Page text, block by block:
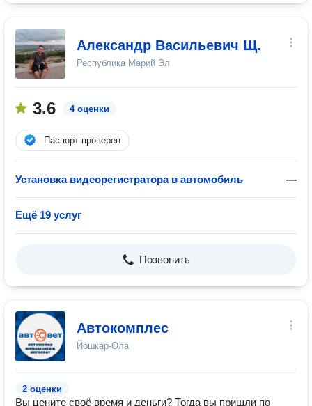
Александр Васильевич Щ.
Республика Марий Эл
3.6 4 оценки
Паспорт проверен
Установка видеорегистратора в автомобиль —
Ещё 19 услуг
Позвонить
Автокомплес
Йошкар-Ола
2 оценки
Вы цените своё время и деньги? Тогда вы пришли по